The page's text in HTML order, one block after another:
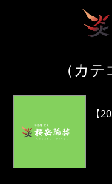
（カテ
【